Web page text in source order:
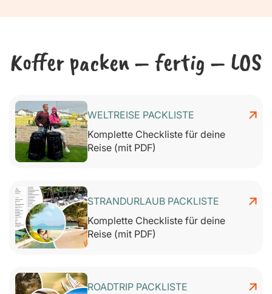
Koffer packen – fertig – LOS
WELTREISE PACKLISTE
Komplette Checkliste für deine
Reise (mit PDF)
STRANDURLAUB PACKLISTE
Komplette Checkliste für deine
Reise (mit PDF)
ROADTRIP PACKLISTE